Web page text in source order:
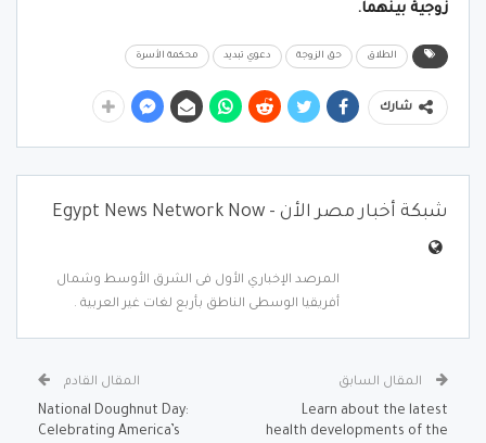
زوجية بينهما.
الطلاق حق الزوجة دعوي تبديد محكمة الأسرة
شارك
شبكة أخبار مصر الأن - Egypt News Network Now
المرصد الإخباري الأول فى الشرق الأوسط وشمال
أفريقيا الوسطى الناطق بأربع لغات غير العربية .
المقال السابق
Learn about the latest
health developments of the
المقال القادم
National Doughnut Day:
Celebrating America’s